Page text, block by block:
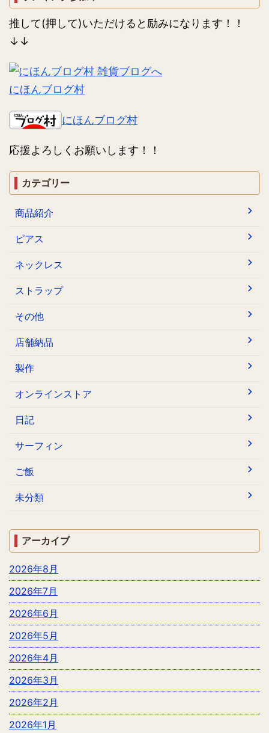
推して(押して)いただけると励みになります！！
↓↓
にほんブログ村
にほんブログ村
応援よろしくお願いします！！
カテゴリー
商品紹介
ピアス
ネックレス
ストラップ
その他
店舗納品
製作
オンラインストア
日記
サーフィン
ご飯
未分類
アーカイブ
2026年8月
2026年7月
2026年6月
2026年5月
2026年4月
2026年3月
2026年2月
2026年1月